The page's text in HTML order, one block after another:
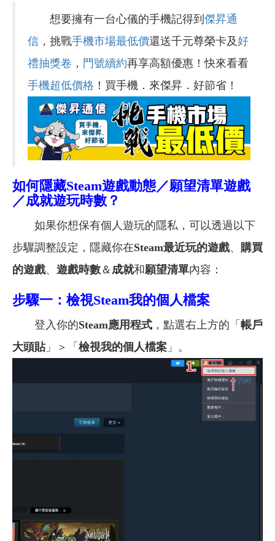
想要擁有一台心儀的手機記得到 傑昇通
信 ，挑戰手機市場最低價還送千元尊榮卡及好
禮抽獎卷 ， 門號續約再享高額優惠！快來看看
手機超低價格 ！買手機．來傑昇．好節省！
如何隱藏Steam遊戲動態／願望清單遊戲
／成就遊玩時數？
如果你想保有個人遊玩的隱私，可以透過以下
步驟調整設定，隱藏你在Steam最近玩的遊戲、 購買
的遊戲、 遊戲時數＆ 成就和願望清單內容：
步驟一：檢視Steam我的個人檔案
登入你的Steam應用程式 ，點選右上方的「 帳戶
大頭貼」＞「 檢視我的個人檔案 」。